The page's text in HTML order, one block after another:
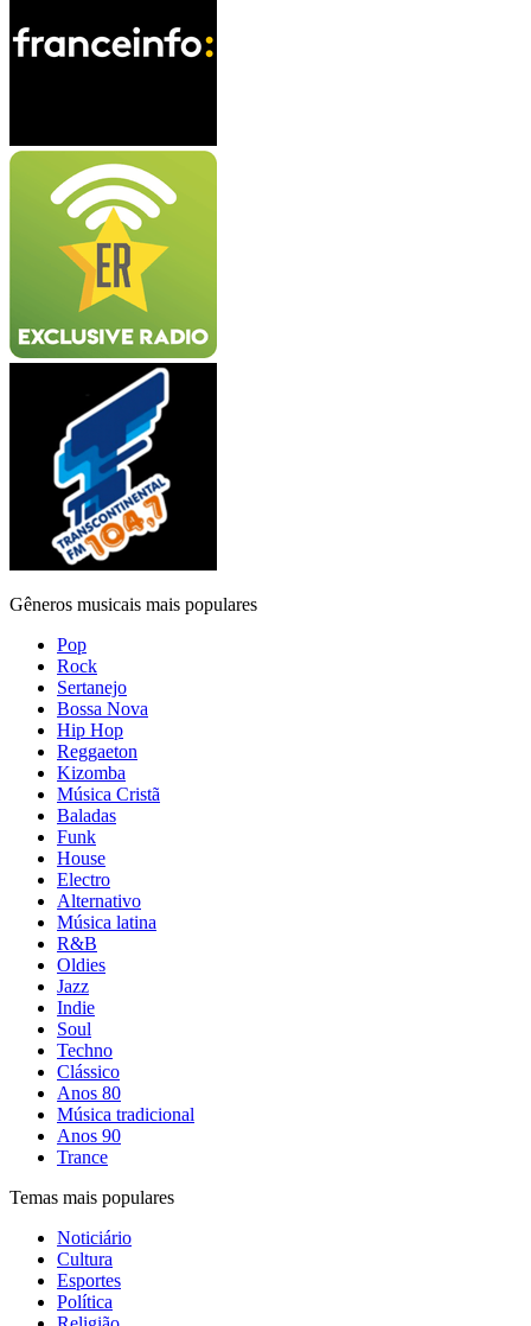
Gêneros musicais mais populares
Pop
Rock
Sertanejo
Bossa Nova
Hip Hop
Reggaeton
Kizomba
Música Cristã
Baladas
Funk
House
Electro
Alternativo
Música latina
R&B
Oldies
Jazz
Indie
Soul
Techno
Clássico
Anos 80
Música tradicional
Anos 90
Trance
Temas mais populares
Noticiário
Cultura
Esportes
Política